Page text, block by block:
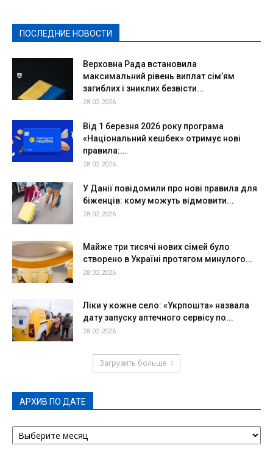
ПОСЛЕДНИЕ НОВОСТИ
Верховна Рада встановила
максимальний рівень виплат сім’ям
загиблих і зниклих безвісти...
28.02.2026
Від 1 березня 2026 року програма
«Національний кешбек» отримує нові
правила:...
28.02.2026
У Данії повідомили про нові правила для
біженців: кому можуть відмовити...
28.02.2026
Майже три тисячі нових сімей було
створено в Україні протягом минулого...
28.02.2026
Ліки у кожне село: «Укрпошта» назвала
дату запуску аптечного сервісу по...
28.02.2026
Загрузить больше
АРХИВ ПО ДАТЕ
АРХИВ
ПО